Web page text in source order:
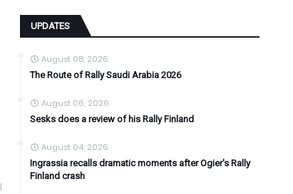
UPDATES
August 08, 2026
The Route of Rally Saudi Arabia 2026
August 06, 2026
Sesks does a review of his Rally Finland
August 04, 2026
Ingrassia recalls dramatic moments after Ogier's Rally
Finland crash